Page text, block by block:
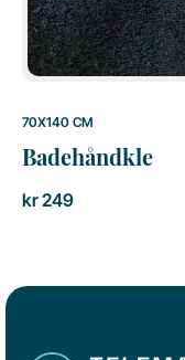
70X140 CM
Badehåndkle
kr249